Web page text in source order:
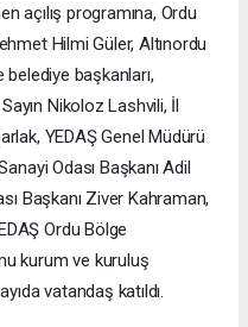
açılış programına, Ordu
Hilmi Güler, Altınordu
belediye başkanları,
Nikoloz Lashvili, İl
YEDAŞ Genel Müdürü
Odası Başkanı Adil
Başkanı Ziver Kahraman,
Ordu Bölge
kurum ve kuruluş
vatandaş katıldı.